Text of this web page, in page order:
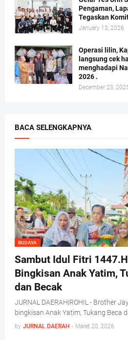
Pengaman,
Tegaskan
January 13, 2026
Operasi lilin,
langsung cek
menghadapi
2026 .
December 23,
BACA SELENGKAPNYA
BUDAYA
Sambut Idul Fitri
Bingkisan Anak Yatim,
dan Becak
JURNAL DAERAH|ROHIL - Brother
bingkisan Anak Yatim, Tukang Beca
by JURNAL DAERAH - Maret 20, 2026